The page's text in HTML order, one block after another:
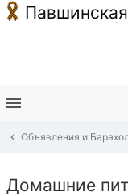
Объявления и
Домашние